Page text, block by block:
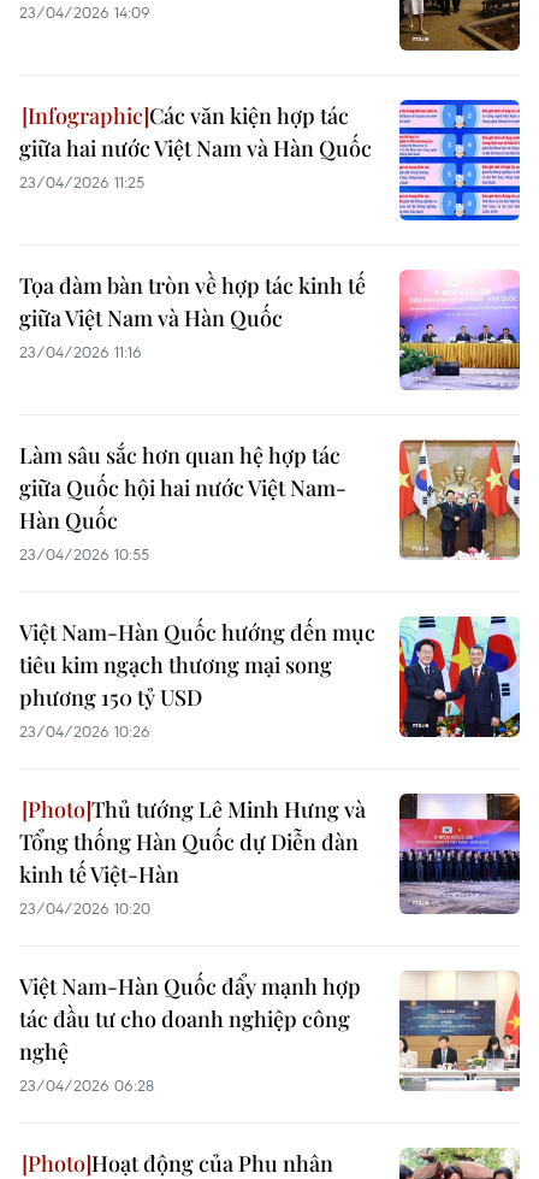
23/04/2026 14:09
Các văn kiện hợp tác
giữa hai nước Việt Nam và Hàn Quốc
23/04/2026 11:25
Tọa đàm bàn tròn về hợp tác kinh tế
giữa Việt Nam và Hàn Quốc
23/04/2026 11:16
Làm sâu sắc hơn quan hệ hợp tác
giữa Quốc hội hai nước Việt Nam-
Hàn Quốc
23/04/2026 10:55
Việt Nam-Hàn Quốc hướng đến mục
tiêu kim ngạch thương mại song
phương 150 tỷ USD
23/04/2026 10:26
Thủ tướng Lê Minh Hưng và
Tổng thống Hàn Quốc dự Diễn đàn
kinh tế Việt-Hàn
23/04/2026 10:20
Việt Nam-Hàn Quốc đẩy mạnh hợp
tác đầu tư cho doanh nghiệp công
nghệ
23/04/2026 06:28
Hoạt động của Phu nhân